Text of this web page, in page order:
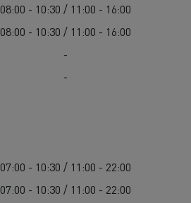
08:00 - 10:30 / 11:00 - 16:00
08:00 - 10:30 / 11:00 - 16:00
-
-
07:00 - 10:30 / 11:00 - 22:00
07:00 - 10:30 / 11:00 - 22:00